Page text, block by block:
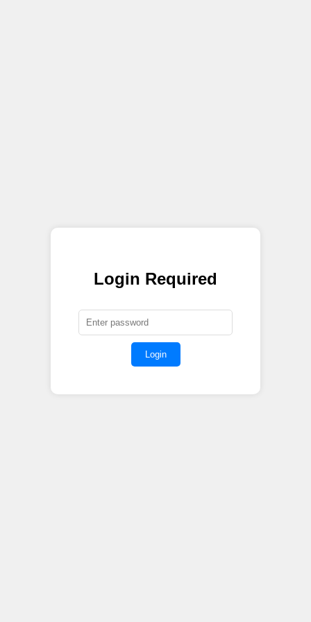
Login Required
Login